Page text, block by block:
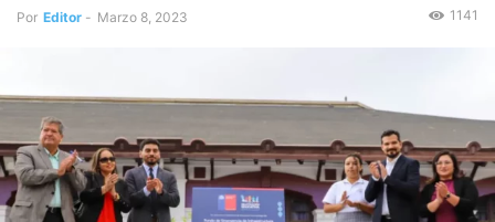
Por Editor - Marzo 8, 2023 1141